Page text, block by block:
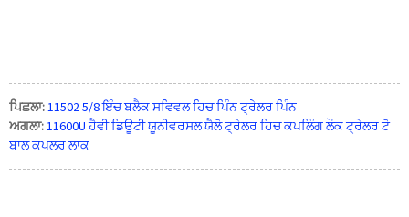
ਪਿਛਲਾ: 11502 5/8 ਇੰਚ ਬਲੈਕ ਸਵਿਵਲ ਹਿਚ ਪਿੰਨ ਟ੍ਰੇਲਰ ਪਿੰਨ
ਅਗਲਾ: 11600U ਹੈਵੀ ਡਿਊਟੀ ਯੂਨੀਵਰਸਲ ਯੈਲੋ ਟ੍ਰੇਲਰ ਹਿਚ ਕਪਲਿੰਗ ਲੌਕ ਟ੍ਰੇਲਰ ਟੋ
ਬਾਲ ਕਪਲਰ ਲਾਕ